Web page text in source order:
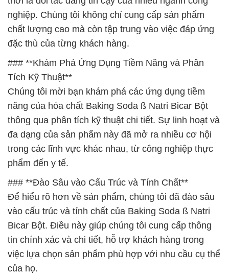
nghiệp. Chúng tôi không chỉ cung cấp sản phẩm
chất lượng cao mà còn tập trung vào việc đáp ứng
đặc thù của từng khách hàng.
### **Khám Phá Ứng Dụng Tiềm Năng và Phân
Tích Kỹ Thuật**
Chúng tôi mời bạn khám phá các ứng dụng tiềm
năng của hóa chất Baking Soda ß Natri Bicar Bột
thông qua phân tích kỹ thuật chi tiết. Sự linh hoạt và
đa dạng của sản phẩm này đã mở ra nhiều cơ hội
trong các lĩnh vực khác nhau, từ công nghiệp thực
phẩm đến y tế.
### **Đào Sâu vào Cấu Trúc và Tính Chất**
Để hiểu rõ hơn về sản phẩm, chúng tôi đã đào sâu
vào cấu trúc và tính chất của Baking Soda ß Natri
Bicar Bột. Điều này giúp chúng tôi cung cấp thông
tin chính xác và chi tiết, hỗ trợ khách hàng trong
việc lựa chọn sản phẩm phù hợp với nhu cầu cụ thể
của họ.